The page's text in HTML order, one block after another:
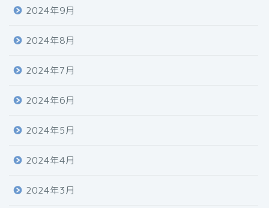
2024年9月
2024年8月
2024年7月
2024年6月
2024年5月
2024年4月
2024年3月